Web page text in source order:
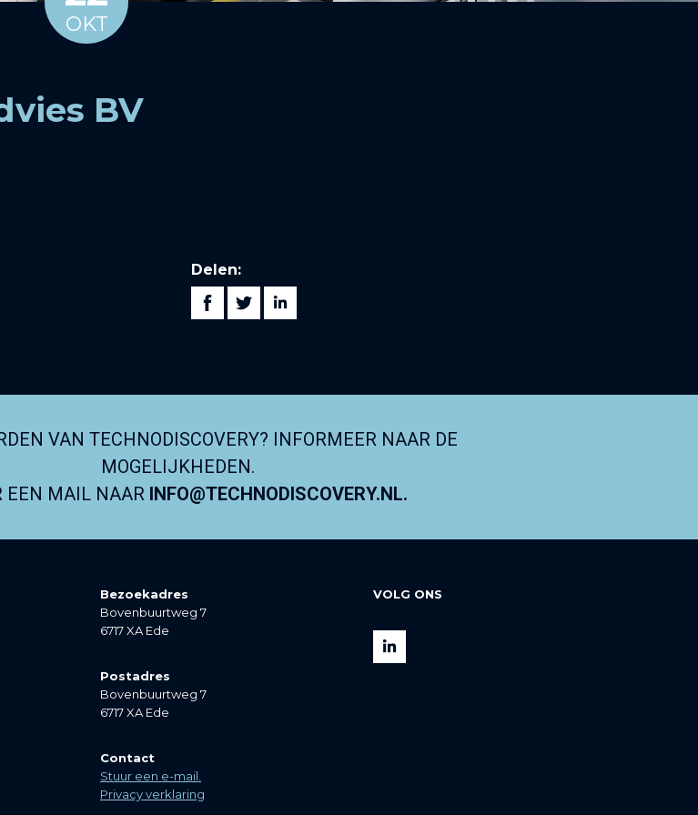
OKT
BV
Delen:
VAN TECHNODISCOVERY? INFORMEER NAAR DE
MOGELIJKHEDEN.
EEN MAIL NAAR INFO@TECHNODISCOVERY.NL.
Bezoekadres
Bovenbuurtweg 7
6717 XA Ede
Postadres
Bovenbuurtweg 7
6717 XA Ede
Contact
Stuur een e-mail.
Privacy verklaring
VOLG ONS